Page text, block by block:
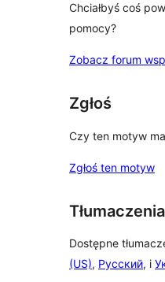
Chciałbyś coś
pomocy?
Zobacz forum
Zgłoś
Czy ten motyw
Zgłoś ten motyw
Tłumaczenia
Dostępne
(US), Русский, i